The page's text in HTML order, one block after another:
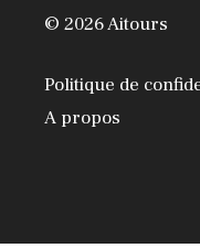
© 2026 Aitours
Politique de
A propos